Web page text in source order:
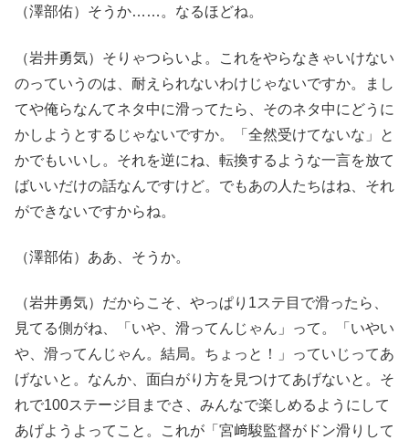
（澤部佑）そうか……。なるほどね。
（岩井勇気）そりゃつらいよ。これをやらなきゃいけない
のっていうのは、耐えられないわけじゃないですか。まし
てや俺らなんてネタ中に滑ってたら、そのネタ中にどうに
かしようとするじゃないですか。「全然受けてないな」と
かでもいいし。それを逆にね、転換するような一言を放て
ばいいだけの話なんですけど。でもあの人たちはね、それ
ができないですからね。
（澤部佑）ああ、そうか。
（岩井勇気）だからこそ、やっぱり1ステ目で滑ったら、
見てる側がね、「いや、滑ってんじゃん」って。「いやい
や、滑ってんじゃん。結局。ちょっと！」っていじってあ
げないと。なんか、面白がり方を見つけてあげないと。そ
れで100ステージ目までさ、みんなで楽しめるようにして
あげようよってこと。これが「宮﨑駿監督がドン滑りして